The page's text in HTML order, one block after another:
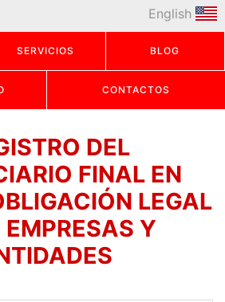
SERVICIOS BLOG
CONTACTOS
English
DEL
FINAL EN
LEGAL
EMPRESAS Y